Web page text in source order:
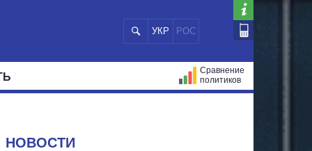
УКР РОС
Сравнение
политиков
НОВОСТИ